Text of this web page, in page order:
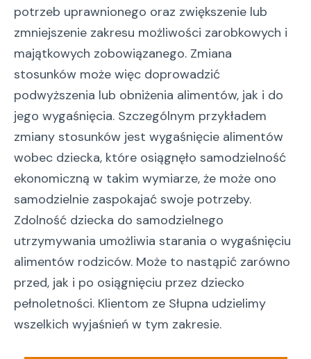
potrzeb uprawnionego oraz zwiększenie lub
zmniejszenie zakresu możliwości zarobkowych i
majątkowych zobowiązanego. Zmiana
stosunków może więc doprowadzić
podwyższenia lub obniżenia alimentów, jak i do
jego wygaśnięcia. Szczególnym przykładem
zmiany stosunków jest wygaśnięcie alimentów
wobec dziecka, które osiągnęło samodzielność
ekonomiczną w takim wymiarze, że może ono
samodzielnie zaspokajać swoje potrzeby.
Zdolność dziecka do samodzielnego
utrzymywania umożliwia starania o wygaśnięciu
alimentów rodziców. Może to nastąpić zarówno
przed, jak i po osiągnięciu przez dziecko
pełnoletności. Klientom ze Słupna udzielimy
wszelkich wyjaśnień w tym zakresie.